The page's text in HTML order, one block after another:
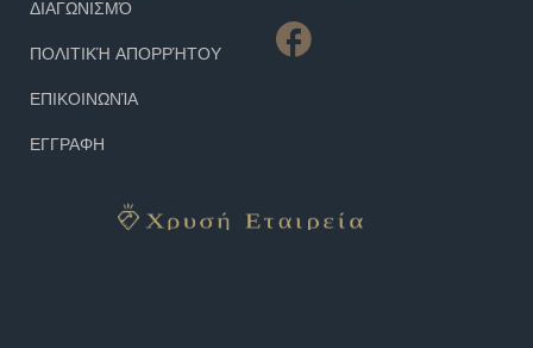
ΔΙΑΓΩΝΙΣΜΌ
ΠΟΛΙΤΙΚΉ ΑΠΟΡΡΉΤΟΥ
ΕΠΙΚΟΙΝΩΝΊΑ
ΕΓΓΡΑΦΗ